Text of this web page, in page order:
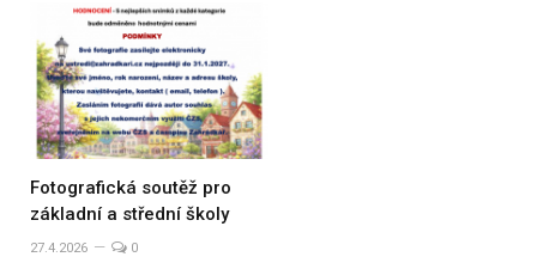
Fotografická soutěž pro
základní a střední školy
27.4.2026 0